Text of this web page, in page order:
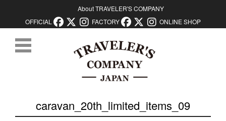
About TRAVELER'S COMPANY
OFFICIAL
FACTORY ONLINE SHOP
caravan_20th_limited_items_09